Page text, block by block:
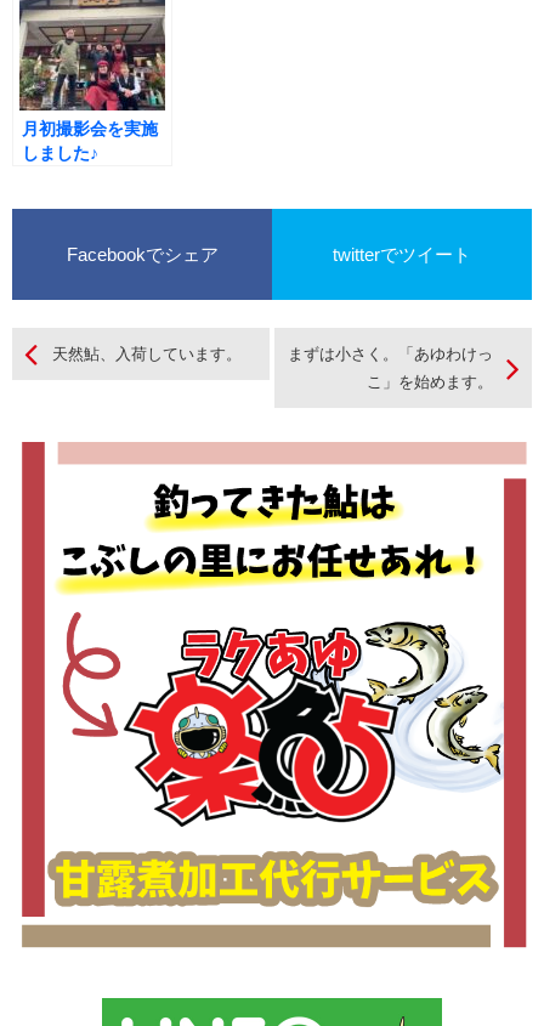
月初撮影会を実施
しました♪
Facebookでシェア twitterでツイート
天然鮎、入荷しています。
まずは小さく。「あゆわけっ
こ」を始めます。